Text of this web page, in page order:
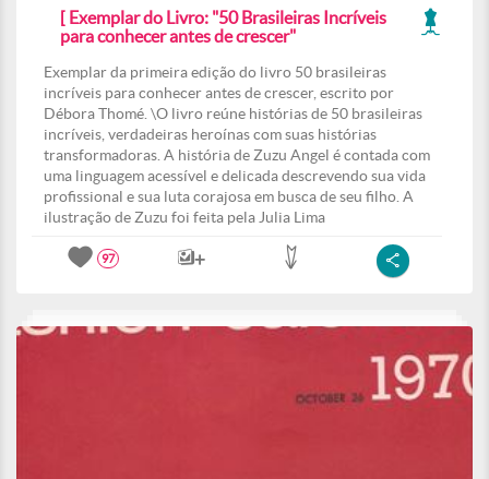
[ Exemplar do Livro: "50 Brasileiras Incríveis
para conhecer antes de crescer"
Exemplar da primeira edição do livro 50 brasileiras
incríveis para conhecer antes de crescer, escrito por
Débora Thomé. \O livro reúne histórias de 50 brasileiras
incríveis, verdadeiras heroínas com suas histórias
transformadoras. A história de Zuzu Angel é contada com
uma linguagem acessível e delicada descrevendo sua vida
profissional e sua luta corajosa em busca de seu filho. A
ilustração de Zuzu foi feita pela Julia Lima
97